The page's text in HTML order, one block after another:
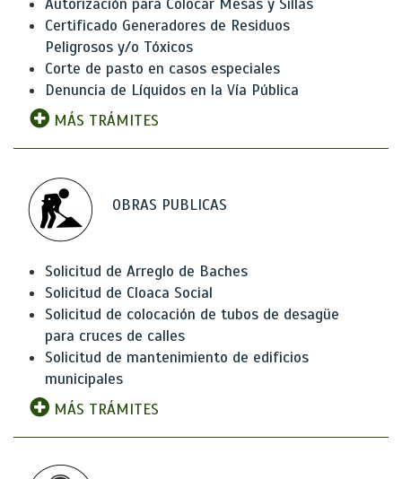
Autorización para Colocar Mesas y Sillas
Certificado Generadores de Residuos
Peligrosos y/o Tóxicos
Corte de pasto en casos especiales
Denuncia de Líquidos en la Vía Pública
MÁS TRÁMITES
OBRAS PUBLICAS
Solicitud de Arreglo de Baches
Solicitud de Cloaca Social
Solicitud de colocación de tubos de desagüe
para cruces de calles
Solicitud de mantenimiento de edificios
municipales
MÁS TRÁMITES